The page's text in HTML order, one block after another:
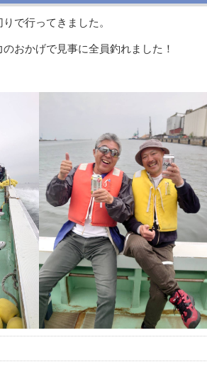
で行ってきました。
のおかげで見事に全員釣れました！